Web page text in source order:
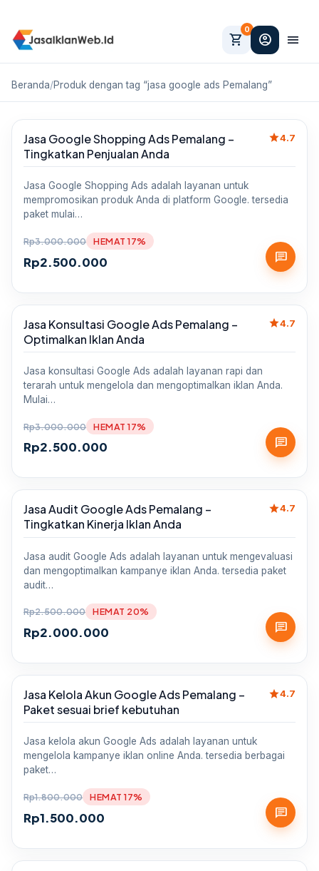
shopping_cart
0
account_circle menu
Beranda/Produk dengan tag “jasa google ads Pemalang”
Sale
Jasa Google Shopping Ads Pemalang –
Tingkatkan Penjualan Anda
star4.7
Jasa Google Shopping Ads adalah layanan untuk
mempromosikan produk Anda di platform Google. tersedia
paket mulai…
Rp3.000.000
Rp2.500.000
HEMAT 17%
chat
Sale
Jasa Konsultasi Google Ads Pemalang –
Optimalkan Iklan Anda
star4.7
Jasa konsultasi Google Ads adalah layanan rapi dan
terarah untuk mengelola dan mengoptimalkan iklan Anda.
Mulai…
Rp3.000.000
Rp2.500.000
HEMAT 17%
chat
Sale
Jasa Audit Google Ads Pemalang –
Tingkatkan Kinerja Iklan Anda
star4.7
Jasa audit Google Ads adalah layanan untuk mengevaluasi
dan mengoptimalkan kampanye iklan Anda. tersedia paket
audit…
Rp2.500.000
Rp2.000.000
HEMAT 20%
chat
Sale
Jasa Kelola Akun Google Ads Pemalang –
Paket sesuai brief kebutuhan
star4.7
Jasa kelola akun Google Ads adalah layanan untuk
mengelola kampanye iklan online Anda. tersedia berbagai
paket…
Rp1.800.000
Rp1.500.000
HEMAT 17%
chat